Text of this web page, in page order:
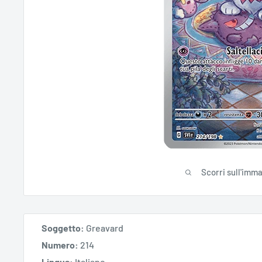
Scorri
Soggetto: Greavard
Numero: 214